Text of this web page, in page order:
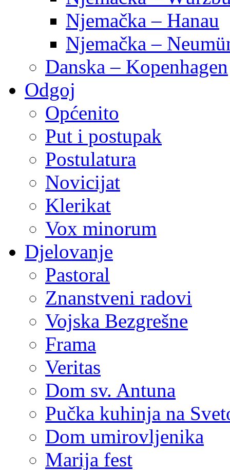
Njemačka – Hanau
Njemačka –
Danska – Kopenhagen
Odgoj
Općenito
Put i postupak
Postulatura
Novicijat
Klerikat
Vox minorum
Djelovanje
Pastoral
Znanstveni radovi
Vojska Bezgrešne
Frama
Veritas
Dom sv. Antuna
Pučka kuhinja na
Dom umirovljenika
Marija fest